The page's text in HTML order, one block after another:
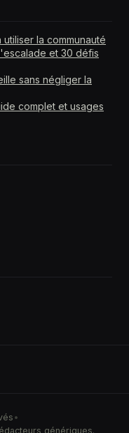
la communauté
et 30 défis
sans négliger la
complet et usages
•
génériques.